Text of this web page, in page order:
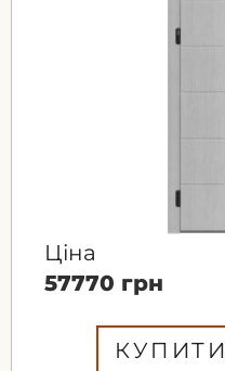
Ціна
57770 грн
КУПИТИ